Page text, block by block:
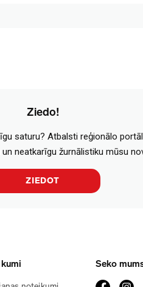
Ziedo!
saturu? Atbalsti reģionālo
neatkarīgu žurnālistiku mūsu
ZIEDOT
Seko